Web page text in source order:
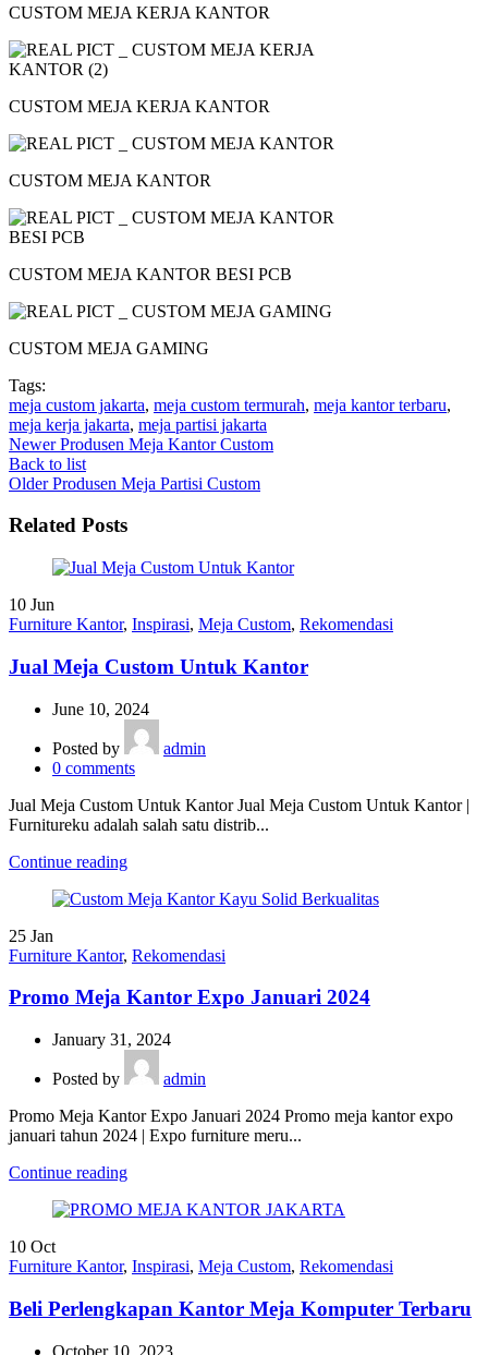
CUSTOM MEJA KERJA KANTOR
CUSTOM MEJA KERJA KANTOR
CUSTOM MEJA KANTOR
CUSTOM MEJA KANTOR BESI PCB
CUSTOM MEJA GAMING
Tags:
meja custom jakarta, meja custom termurah, meja kantor terbaru,
meja kerja jakarta, meja partisi jakarta
Newer Produsen Meja Kantor Custom
Back to list
Older Produsen Meja Partisi Custom
Related Posts
10 Jun
Furniture Kantor, Inspirasi, Meja Custom, Rekomendasi
Jual Meja Custom Untuk Kantor
June 10, 2024
Posted by
admin
0 comments
Jual Meja Custom Untuk Kantor Jual Meja Custom Untuk Kantor |
Furnitureku adalah salah satu distrib...
Continue reading
25 Jan
Furniture Kantor, Rekomendasi
Promo Meja Kantor Expo Januari 2024
January 31, 2024
Posted by
admin
Promo Meja Kantor Expo Januari 2024 Promo meja kantor expo
januari tahun 2024 | Expo furniture meru...
Continue reading
10 Oct
Furniture Kantor, Inspirasi, Meja Custom, Rekomendasi
Beli Perlengkapan Kantor Meja Komputer Terbaru
October 10, 2023